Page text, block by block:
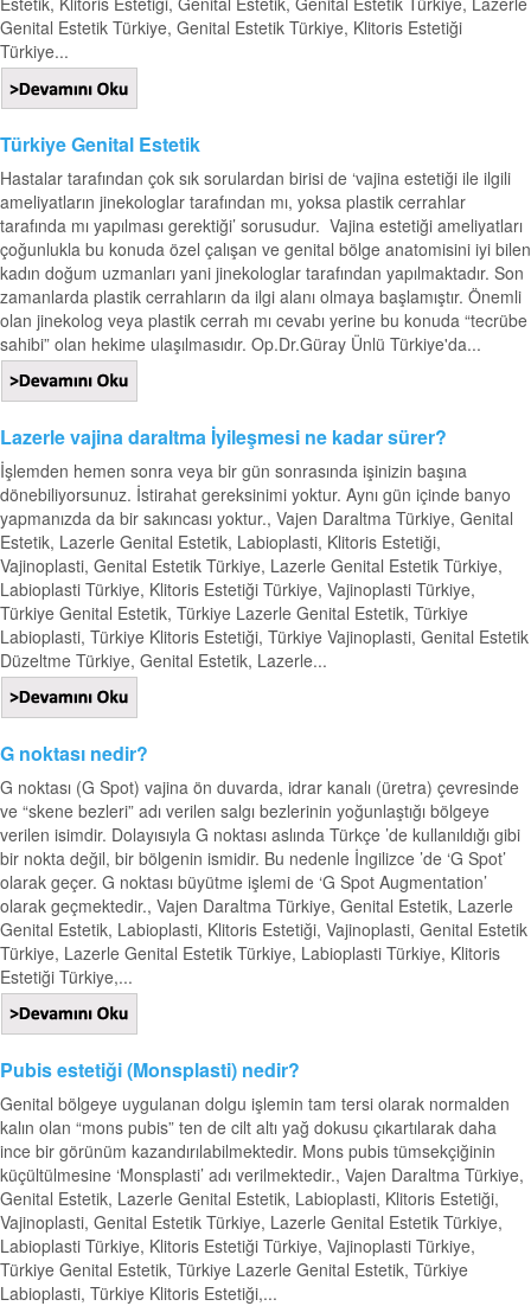
Genital Estetik Türkiye, Genital Estetik Türkiye, Klitoris Estetiği
Türkiye...
Türkiye Genital Estetik
Hastalar tarafından çok sık sorulardan birisi de ‘vajina estetiği ile ilgili
ameliyatların jinekologlar tarafından mı, yoksa plastik cerrahlar
tarafında mı yapılması gerektiği’ sorusudur. Vajina estetiği ameliyatları
çoğunlukla bu konuda özel çalışan ve genital bölge anatomisini iyi bilen
kadın doğum uzmanları yani jinekologlar tarafından yapılmaktadır. Son
zamanlarda plastik cerrahların da ilgi alanı olmaya başlamıştır. Önemli
olan jinekolog veya plastik cerrah mı cevabı yerine bu konuda “tecrübe
sahibi” olan hekime ulaşılmasıdır. Op.Dr.Güray Ünlü Türkiye'da...
Lazerle vajina daraltma İyileşmesi ne kadar sürer?
İşlemden hemen sonra veya bir gün sonrasında işinizin başına
dönebiliyorsunuz. İstirahat gereksinimi yoktur. Aynı gün içinde banyo
yapmanızda da bir sakıncası yoktur., Vajen Daraltma Türkiye, Genital
Estetik, Lazerle Genital Estetik, Labioplasti, Klitoris Estetiği,
Vajinoplasti, Genital Estetik Türkiye, Lazerle Genital Estetik Türkiye,
Labioplasti Türkiye, Klitoris Estetiği Türkiye, Vajinoplasti Türkiye,
Türkiye Genital Estetik, Türkiye Lazerle Genital Estetik, Türkiye
Labioplasti, Türkiye Klitoris Estetiği, Türkiye Vajinoplasti, Genital Estetik
Düzeltme Türkiye, Genital Estetik, Lazerle...
G noktası nedir?
G noktası (G Spot) vajina ön duvarda, idrar kanalı (üretra) çevresinde
ve “skene bezleri” adı verilen salgı bezlerinin yoğunlaştığı bölgeye
verilen isimdir. Dolayısıyla G noktası aslında Türkçe ’de kullanıldığı gibi
bir nokta değil, bir bölgenin ismidir. Bu nedenle İngilizce ’de ‘G Spot’
olarak geçer. G noktası büyütme işlemi de ‘G Spot Augmentation’
olarak geçmektedir., Vajen Daraltma Türkiye, Genital Estetik, Lazerle
Genital Estetik, Labioplasti, Klitoris Estetiği, Vajinoplasti, Genital Estetik
Türkiye, Lazerle Genital Estetik Türkiye, Labioplasti Türkiye, Klitoris
Estetiği Türkiye,...
Pubis estetiği (Monsplasti) nedir?
Genital bölgeye uygulanan dolgu işlemin tam tersi olarak normalden
kalın olan “mons pubis” ten de cilt altı yağ dokusu çıkartılarak daha
ince bir görünüm kazandırılabilmektedir. Mons pubis tümsekçiğinin
küçültülmesine ‘Monsplasti’ adı verilmektedir., Vajen Daraltma Türkiye,
Genital Estetik, Lazerle Genital Estetik, Labioplasti, Klitoris Estetiği,
Vajinoplasti, Genital Estetik Türkiye, Lazerle Genital Estetik Türkiye,
Labioplasti Türkiye, Klitoris Estetiği Türkiye, Vajinoplasti Türkiye,
Türkiye Genital Estetik, Türkiye Lazerle Genital Estetik, Türkiye
Labioplasti, Türkiye Klitoris Estetiği,...